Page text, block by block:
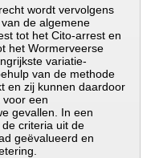
wordt vervolgens
de algemene
tot het Cito-arrest en
het Wormerveerse
variatie-
van de methode
en zij kunnen daardoor
een
gevallen. In een
criteria uit de
geëvalueerd en